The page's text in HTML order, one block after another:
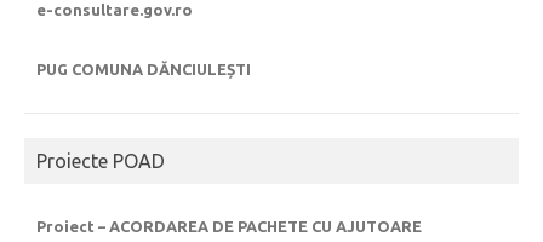
e-consultare.gov.ro
PUG COMUNA DĂNCIULEȘTI
Proiecte POAD
Proiect – ACORDAREA DE PACHETE CU AJUTOARE